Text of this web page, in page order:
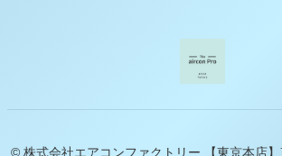
© 株式会社エアコンファクトリー 【東京本店